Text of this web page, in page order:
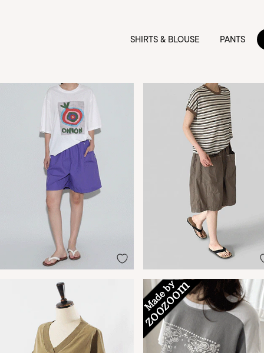
SHIRTS & BLOUSE PANTS